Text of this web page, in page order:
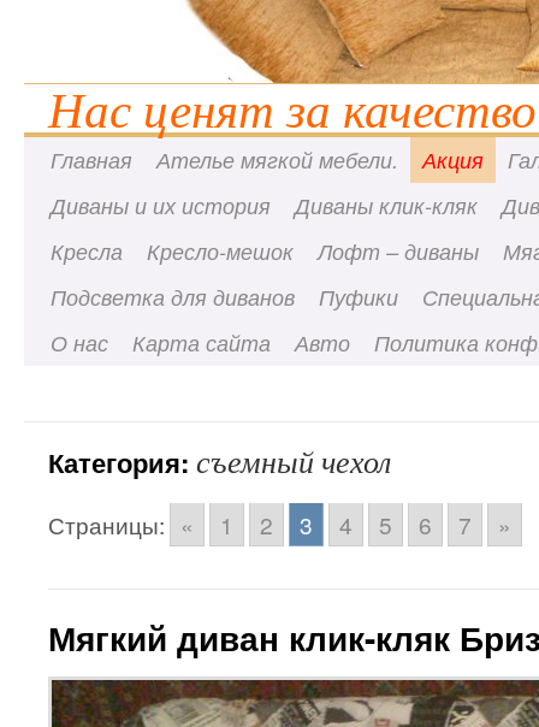
Нас ценят за
Главная Ателье мягкой мебели. Акция
Диваны и их история
Диваны клик-кляк
Кресла
Кресло-мешок Лофт – диваны
Подсветка для диванов
Пуфики
О нас
Карта сайта Авто Политика
Категория: съемный чехол
Страницы: « 1 2 3 4 5 6 7 »
Мягкий диван клик-кляк